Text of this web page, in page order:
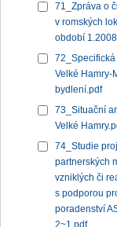
71_Zpráva o
v romských
období
72_Specifická
Velké Hamry-
bydlení.pdf
73_Situační
Velké
74_Studie
partnerských
vzniklých či
s podporou
poradenství